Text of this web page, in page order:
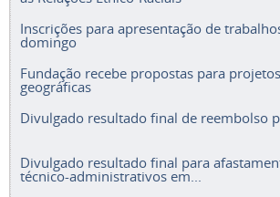
Inscrições para apresentação de
domingo
Fundação recebe propostas para
geográficas
Divulgado resultado final de reembolso
Divulgado resultado final para
técnico-administrativos em...